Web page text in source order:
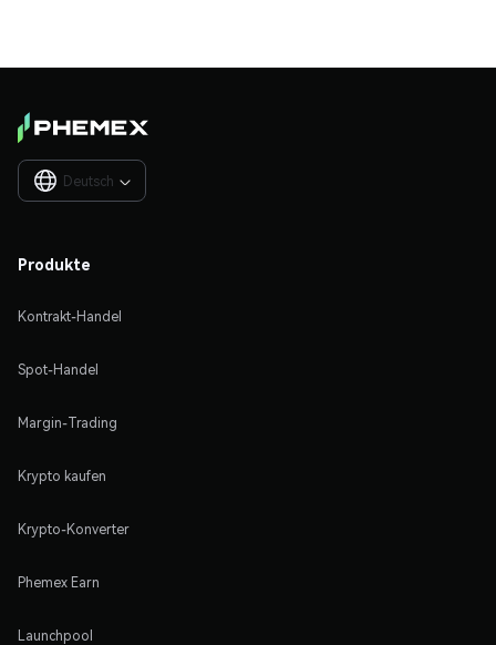
Deutsch 
Produkte
Kontrakt-Handel
Spot-Handel
Margin-Trading
Krypto kaufen
Krypto-Konverter
Phemex Earn
Launchpool